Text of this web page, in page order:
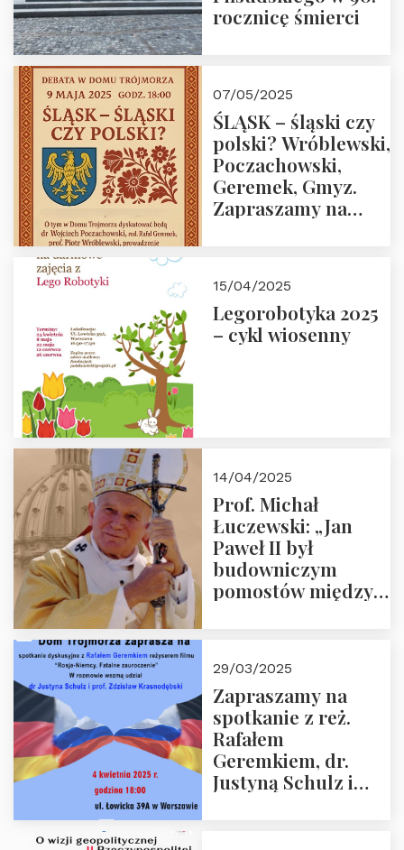
rocznicę śmierci
07/05/2025
ŚLĄSK – śląski czy
polski? Wróblewski,
Poczachowski,
Geremek, Gmyz.
Zapraszamy na
Trójmorza.
15/04/2025
Legorobotyka 2025
– cykl wiosenny
14/04/2025
Prof. Michał
Łuczewski: „Jan
Paweł II był
budowniczym
pomostów między
29/03/2025
Zapraszamy na
spotkanie z reż.
Rafałem
Geremkiem, dr.
Justyną Schulz i